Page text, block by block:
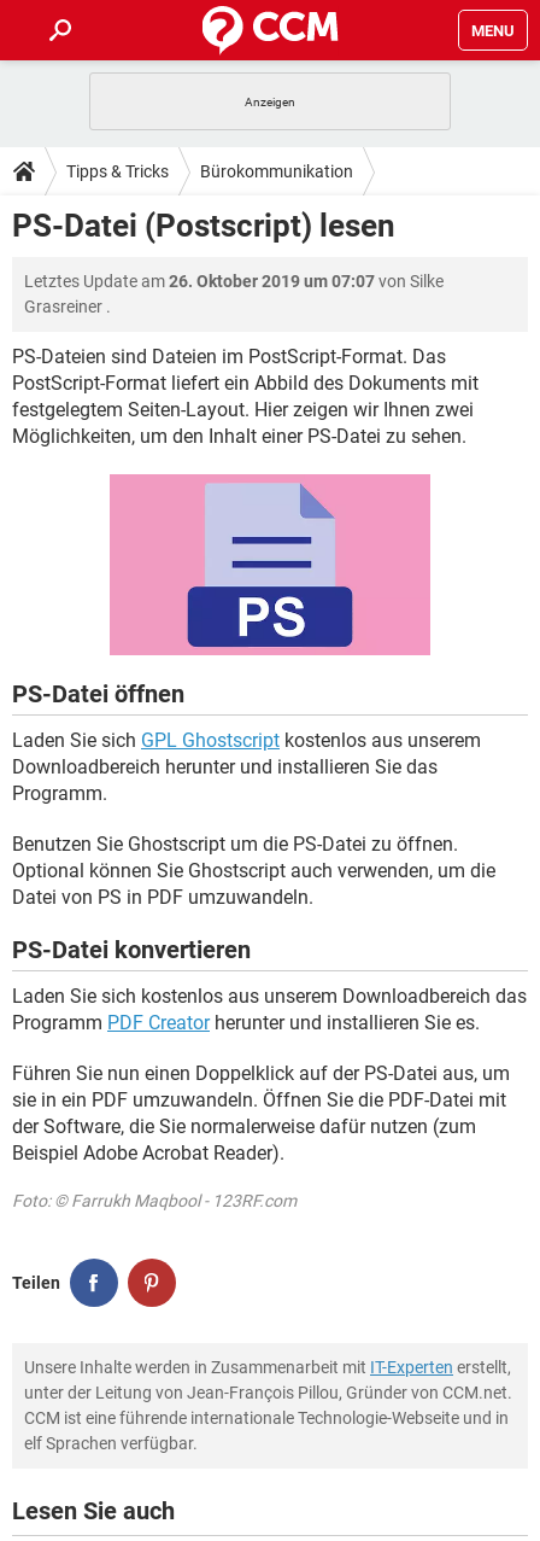
MENU
ANDROID IOS
WINDOWS 10 INSTAGRAM
FACEBOOK
TIPPS & TRICKS
SPIELE STREAMING
ANDROID IOS
WINDOWS 10 INSTAGRAM
FACEBOOK HARDWARE
DOWNLOADS
ANDROID
WHATSAPP TIKTOK
FACEBOOK HARDWARE
FORUM
ANDROID IOS
WINDOWS 10 INSTAGRAM
WHATSAPP TIKTOK
HARDWARE
SPIELE STREAMING
ANDROID IOS
TIKTOK
HARDWARE
Tipps & Tricks Bürokommunikation
PS-Datei (Postscript) lesen
Letztes Update am26. Oktober 2019 um 07:07von Silke
Grasreiner .
PS-Dateien sind Dateien im PostScript-Format. Das
PostScript-Format liefert ein Abbild des Dokuments mit
festgelegtem Seiten-Layout. Hier zeigen wir Ihnen zwei
Möglichkeiten, um den Inhalt einer PS-Datei zu sehen.
PS-Datei öffnen
Laden Sie sich GPL Ghostscript kostenlos aus unserem
Downloadbereich herunter und installieren Sie das
Programm.
Benutzen Sie Ghostscript um die PS-Datei zu öffnen.
Optional können Sie Ghostscript auch verwenden, um die
Datei von PS in PDF umzuwandeln.
PS-Datei konvertieren
Laden Sie sich kostenlos aus unserem Downloadbereich das
Programm PDF Creatorherunter und installieren Sie es.
Führen Sie nun einen Doppelklick auf der PS-Datei aus, um
sie in ein PDF umzuwandeln. Öffnen Sie die PDF-Datei mit
der Software, die Sie normalerweise dafür nutzen (zum
Beispiel Adobe Acrobat Reader).
Foto: © Farrukh Maqbool - 123RF.com
Teilen
Unsere Inhalte werden in Zusammenarbeit mit IT-Experten erstellt,
unter der Leitung von Jean-François Pillou, Gründer von CCM.net.
CCM ist eine führende internationale Technologie-Webseite und in
elf Sprachen verfügbar.
Lesen Sie auch